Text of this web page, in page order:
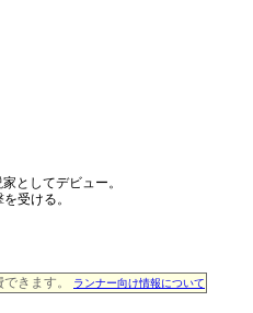
としてデビュー。
受ける。
きます。 ランナー向け情報について